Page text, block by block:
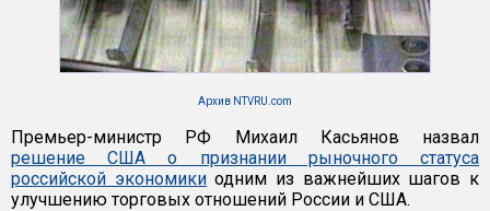
Архив NTVRU.com
Премьер-министр РФ Михаил Касьянов назвал
решение США о признании рыночного статуса
российской экономикиодним из важнейших шагов к
улучшению торговых отношений России и США.